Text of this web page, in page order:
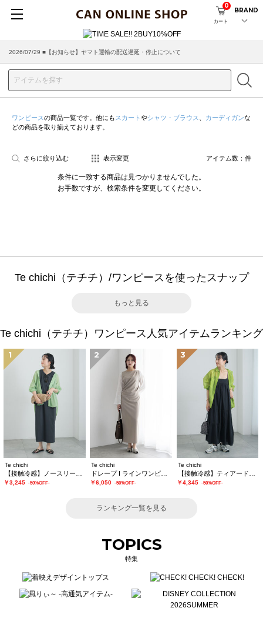
カート
0
BRAND
2026/07/29 ■【お知らせ】ヤマト運輸の配送遅延・停止について
2026/03/18 ■店舗受け取りサービスのご案内
ワンピースの商品一覧です。他にも スカート やシャツ・ブラウス カーディガンな
どの商品を取り揃えております。
さらに絞り込む 表示変更 アイテム数： 件
条件に一致する商品は見つかりませんでした。
お手数ですが、検索条件を変更してください。
Te chichi（テチチ）/ワンピースを使ったスナップ
もっと見る
Te chichi（テチチ）ワンピース人気アイテムランキング
1
Te chichi
￥3,245 -50%OFF-
2
Te chichi
￥6,050 -50%OFF-
3
Te chichi
￥4,345 -50%OFF-
ランキング一覧を見る
TOPICS
特集